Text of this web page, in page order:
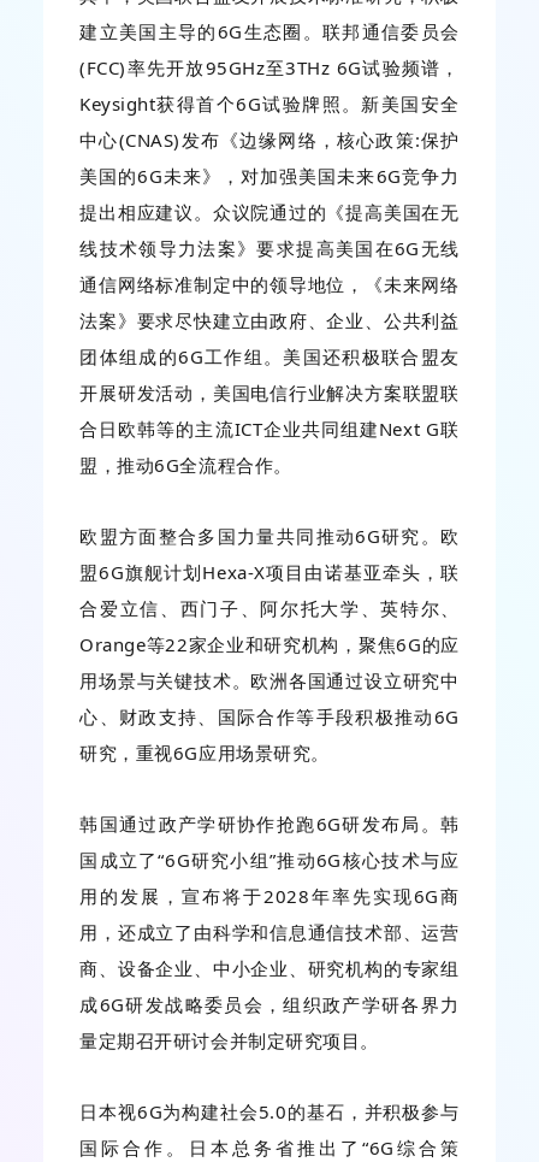
建立美国主导的6G生态圈。联邦通信委员会
(FCC)率先开放95GHz至3THz 6G试验频谱，
Keysight获得首个6G试验牌照。新美国安全
中心(CNAS)发布《边缘网络，核心政策:保护
美国的6G未来》，对加强美国未来6G竞争力
提出相应建议。众议院通过的《提高美国在无
线技术领导力法案》要求提高美国在6G无线
通信网络标准制定中的领导地位，《未来网络
法案》要求尽快建立由政府、企业、公共利益
团体组成的6G工作组。美国还积极联合盟友
开展研发活动，美国电信行业解决方案联盟联
合日欧韩等的主流ICT企业共同组建Next G联
盟，推动6G全流程合作。
欧盟方面整合多国力量共同推动6G研究。欧
盟6G旗舰计划Hexa-X项目由诺基亚牵头，联
合爱立信、西门子、阿尔托大学、英特尔、
Orange等22家企业和研究机构，聚焦6G的应
用场景与关键技术。欧洲各国通过设立研究中
心、财政支持、国际合作等手段积极推动6G
研究，重视6G应用场景研究。
韩国通过政产学研协作抢跑6G研发布局。韩
国成立了“6G研究小组”推动6G核心技术与应
用的发展，宣布将于2028年率先实现6G商
用，还成立了由科学和信息通信技术部、运营
商、设备企业、中小企业、研究机构的专家组
成6G研发战略委员会，组织政产学研各界力
量定期召开研讨会并制定研究项目。
日本视6G为构建社会5.0的基石，并积极参与
国际合作。日本总务省推出了“6G综合策